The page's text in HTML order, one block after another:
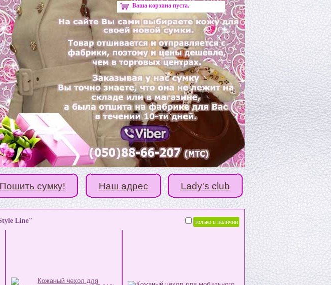
Ваша корзина пуста.
Пошить сумку! Наш адрес Lady's club
Line" только в наличии